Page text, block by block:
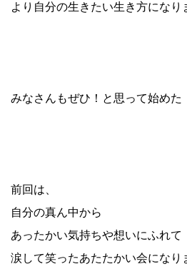
より自分の生きたい生き方になり
みなさんもぜひ！と思って始めた
前回は、
自分の真ん中から
あったかい気持ちや想いにふれて
涙して笑ったあたたかい会になり